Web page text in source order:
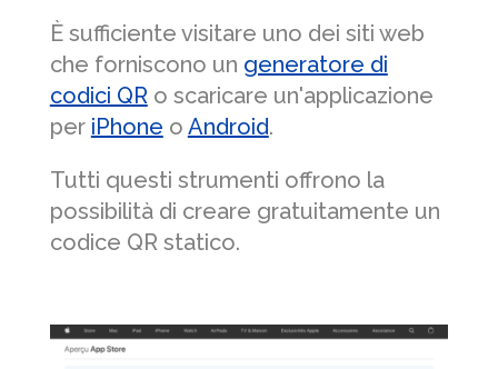
È sufficiente visitare uno dei siti web
che forniscono un generatore di
codici QRo scaricare un'applicazione
per iPhone o Android.
Tutti questi strumenti offrono la
possibilità di creare gratuitamente un
codice QR statico.